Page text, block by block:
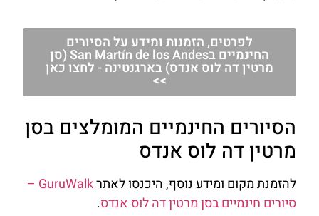
לפרטים, הזמנות ומידע על הסיורים
החינמיים בSan Martín de los Andes (סן
מרטין דה לוס אנדס) בארגנטינה - לחצו כאן
>>
הסיורים החינמיים המומלצים בסן
מרטין דה לוס אנדס
להזמנת מקום ומידע נוסף, היכנסו לאתר
GuruWalk –
סיורים חינמיים בסן מרטין דה לוס אנדס.